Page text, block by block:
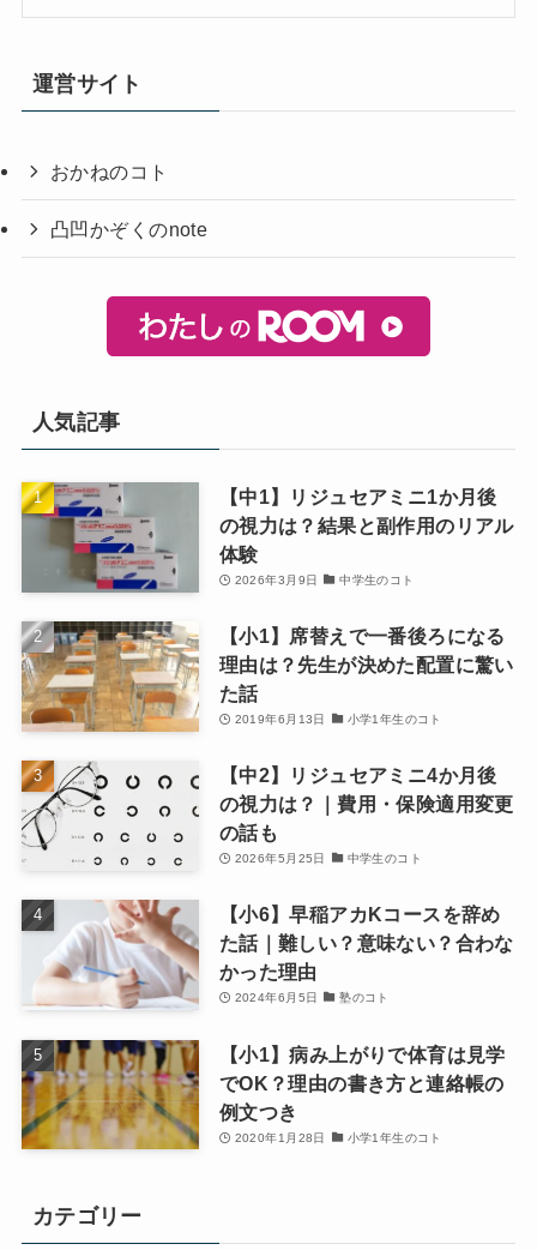
運営サイト
おかねのコト
凸凹かぞくのnote
人気記事
【中1】リジュセアミニ1か月後
の視力は？結果と副作用のリアル
体験
2026年3月9日 中学生のコト
【小1】席替えで一番後ろになる
理由は？先生が決めた配置に驚い
た話
2019年6月13日 小学1年生のコト
【中2】リジュセアミニ4か月後
の視力は？｜費用・保険適用変更
の話も
2026年5月25日 中学生のコト
【小6】早稲アカKコースを辞め
た話｜難しい？意味ない？合わな
かった理由
2024年6月5日 塾のコト
【小1】病み上がりで体育は見学
でOK？理由の書き方と連絡帳の
例文つき
2020年1月28日 小学1年生のコト
カテゴリー